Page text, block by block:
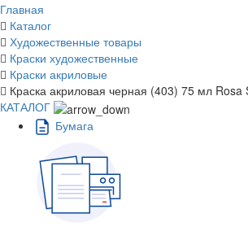
Главная
Каталог
Художественные товары
Краски художественные
Краски акриловые
Краска акриловая черная (403) 75 мл Rosa
КАТАЛОГ
Бумага